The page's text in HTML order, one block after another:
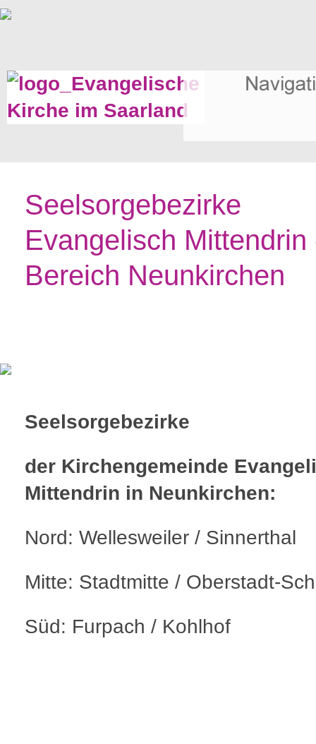
Seelsorgebezirke
Evangelisch Mittendrin
Bereich Neunkirchen
Seelsorgebezirke
der Kirchengemeinde
Mittendrin in Neunkirchen:
Nord: Wellesweiler / Sinnerthal
Mitte: Stadtmitte / Oberstadt-
Süd: Furpach / Kohlhof